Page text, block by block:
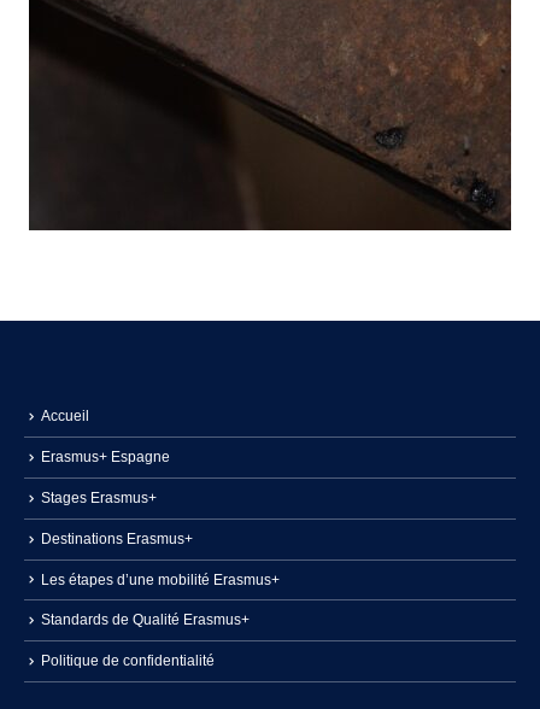
Accueil
Erasmus+ Espagne
Stages Erasmus+
Destinations Erasmus+
Les étapes d’une mobilité Erasmus+
Standards de Qualité Erasmus+
Politique de confidentialité